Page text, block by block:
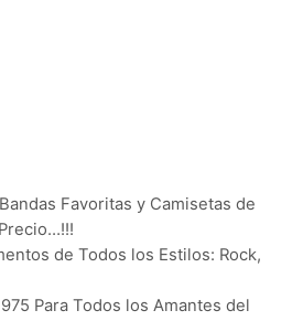
Favoritas y Camisetas de
de Todos los Estilos: Rock,
Para Todos los Amantes del